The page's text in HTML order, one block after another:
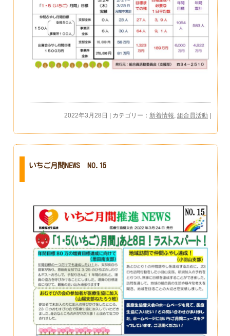
2022年3月28日 | カテゴリー： 新着情報, 組合員活動
いちご月間NEWS NO.15